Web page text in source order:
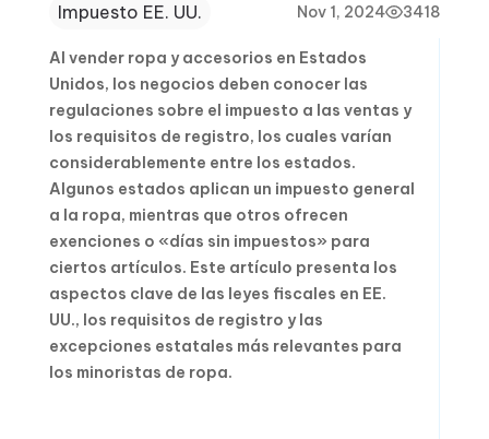
Impuesto EE. UU. Nov 1, 2024 3418
Al vender ropa y accesorios en Estados
Unidos, los negocios deben conocer las
regulaciones sobre el impuesto a las ventas y
los requisitos de registro, los cuales varían
considerablemente entre los estados.
Algunos estados aplican un impuesto general
a la ropa, mientras que otros ofrecen
exenciones o «días sin impuestos» para
ciertos artículos. Este artículo presenta los
aspectos clave de las leyes fiscales en EE.
UU., los requisitos de registro y las
excepciones estatales más relevantes para
los minoristas de ropa.